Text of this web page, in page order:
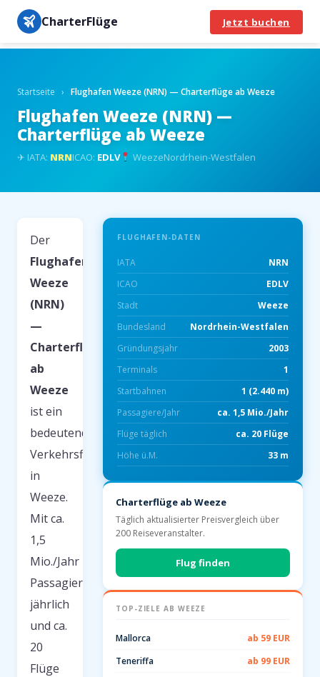
CharterFlüge Jetzt buchen
Startseite › Flughafen Weeze (NRN) — Charterflüge ab Weeze
Flughafen Weeze (NRN) —
Charterflüge ab Weeze
✈ IATA: NRNICAO: EDLV WeezeNordrhein-Westfalen
Der
Flughafen
Weeze
(NRN)
—
Charterflüge
ab
Weeze
ist ein
bedeutender
Verkehrsflughafen
in
Weeze.
Mit ca.
1,5
Mio./Jahr
Passagieren
jährlich
und ca.
20
Flüge
FLUGHAFEN-DATEN
IATA
NRN
ICAO
EDLV
Stadt
Weeze
Bundesland
Nordrhein-Westfalen
Gründungsjahr
2003
Terminals
1
Start­bahnen
1 (2.440 m)
Passagiere/Jahr
ca. 1,5 Mio./Jahr
Flüge täglich
ca. 20 Flüge
Höhe ü.M.
33 m
Charterflüge ab Weeze
Täglich aktualisierter Preisvergleich über
200 Reiseveranstalter.
Flug finden
TOP-ZIELE AB WEEZE
Mallorca
ab 59 EUR
Teneriffa
ab 99 EUR